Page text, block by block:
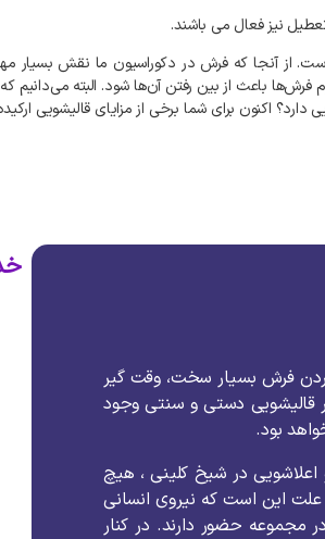
نیز فعال می باشند.
آنجا که فرش در دکوراسیون ما نقش بسیار
باعث از بین رفتن آن‌ها شود. البته
اکنون برای شما برخی از مزایای قالیشویی
فرش بسیار سخت، وقت گیر
دستی و سنتی وجود
بود.
اعلاشویی در شیخ کلینی ، هیچ
این است که نیروی انسانی
حضور دارند. در کنار